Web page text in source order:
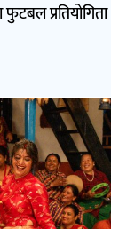
प्रतियोगिता